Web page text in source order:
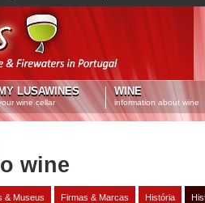
MY LUSAWINES
wine cellar
WINE
information about wine
wine
& Museus Firmas & Marcas História